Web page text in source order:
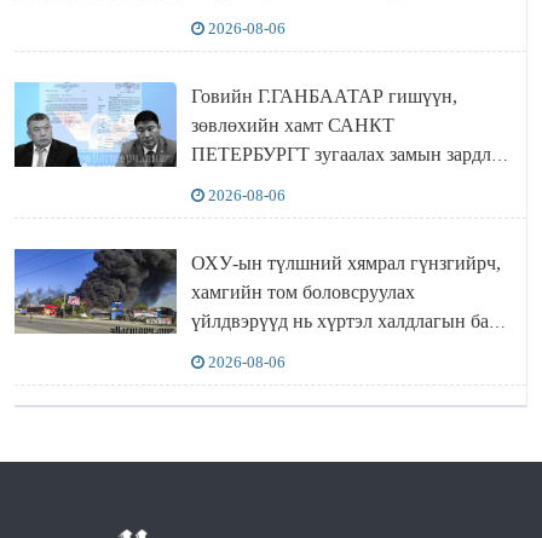
2026-08-06
Говийн Г.ГАНБААТАР гишүүн,
зөвлөхийн хамт САНКТ
ПЕТЕРБУРГТ зугаалах замын зардлаа
2026-08-06
ОХУ-ын түлшний хямрал гүнзгийрч,
хамгийн том боловсруулах
үйлдвэрүүд нь хүртэл халдлагын бай
2026-08-06